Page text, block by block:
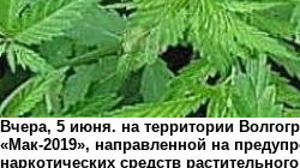
Вчера, 5 июня. на территории
«Мак-2019», направленной на
наркотических средств